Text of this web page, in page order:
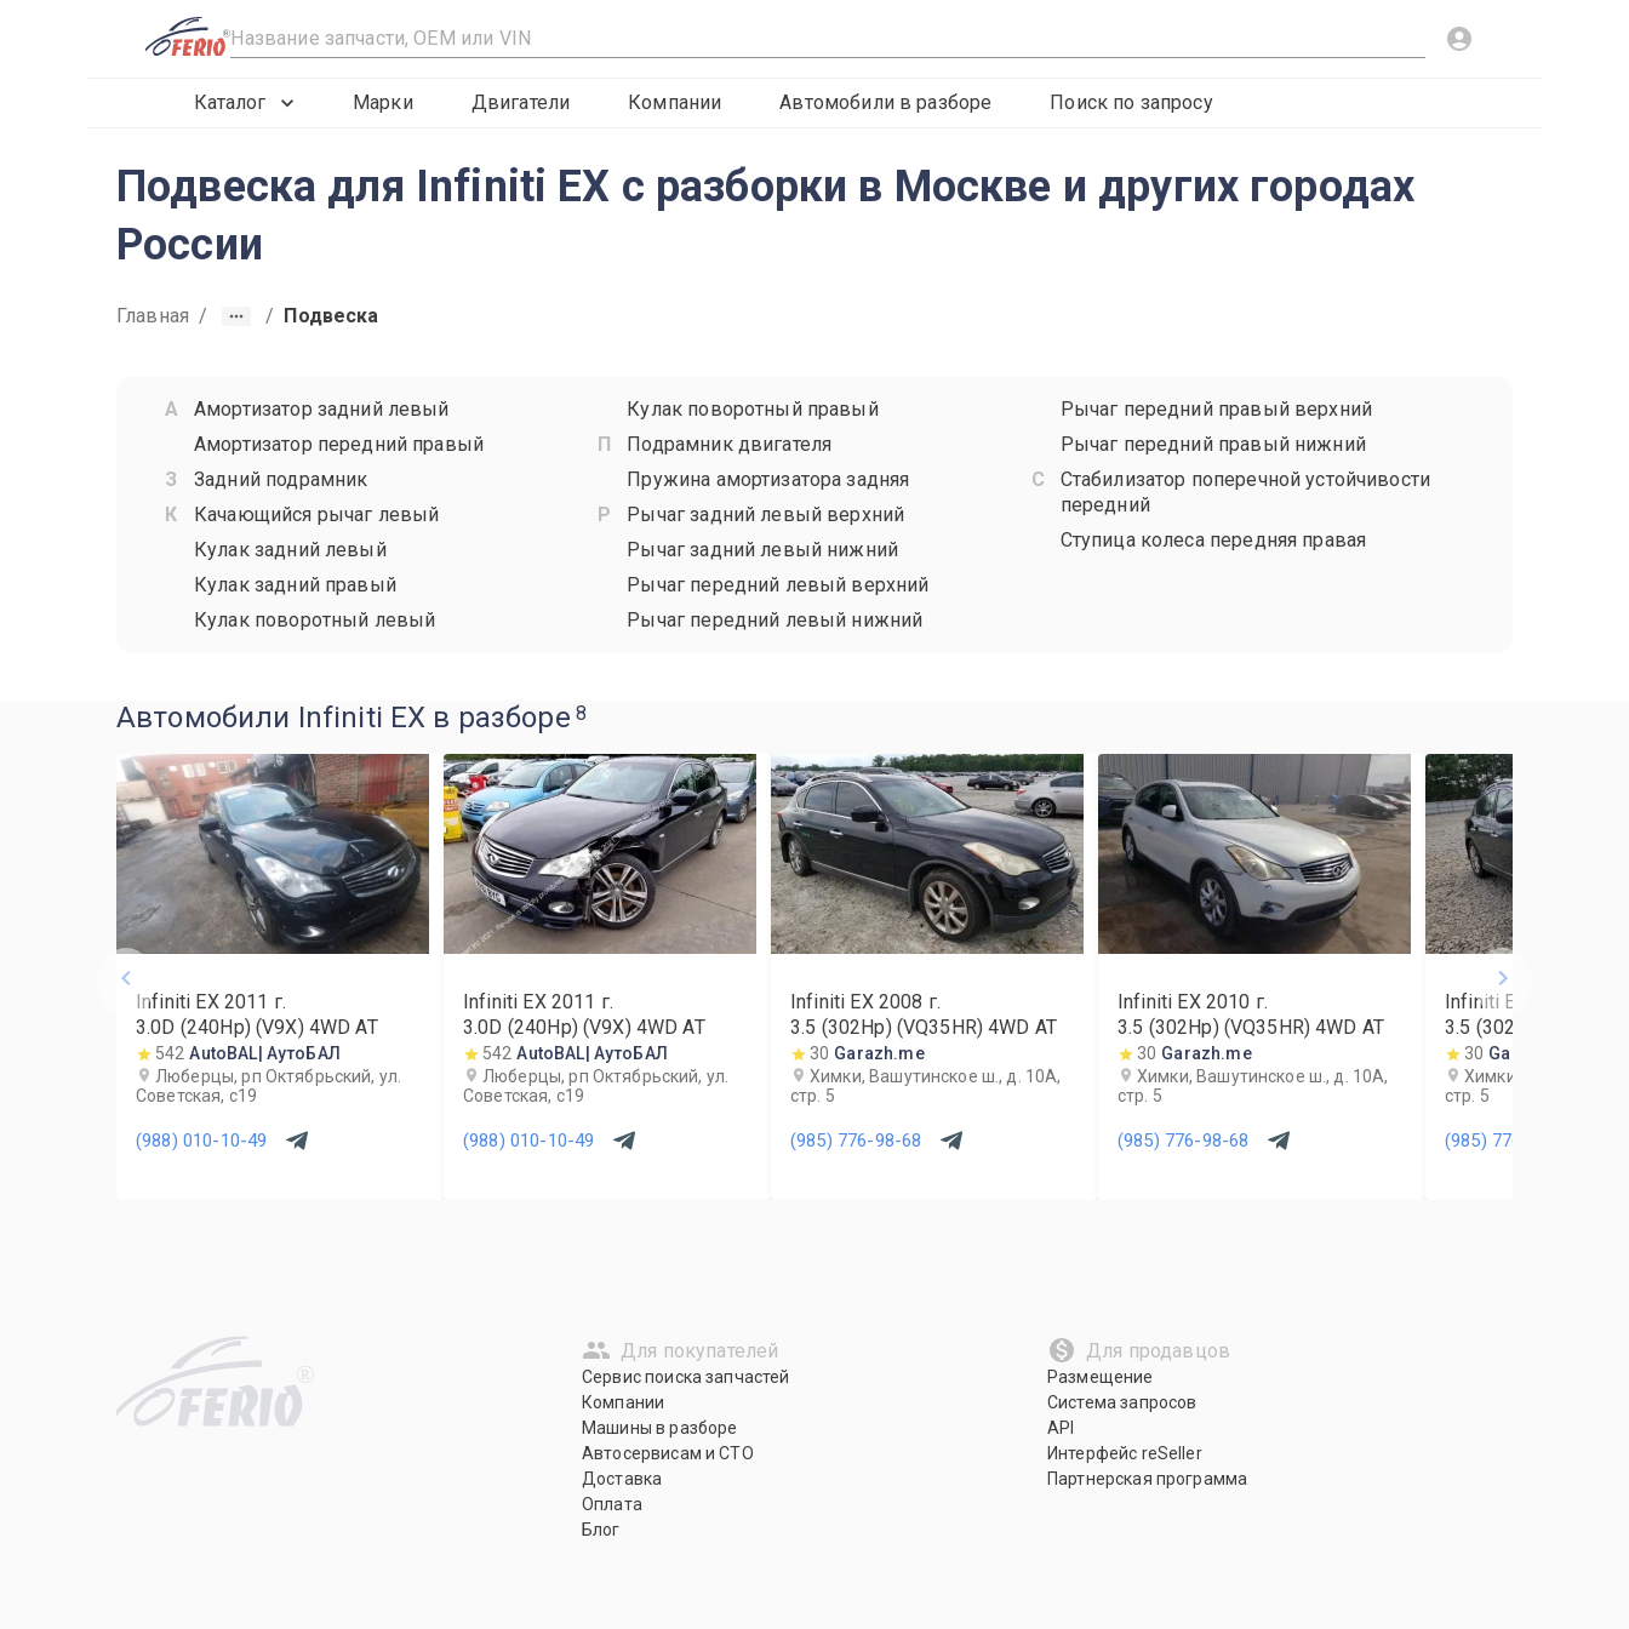
R
Каталог Марки Двигатели Компании Автомобили в разборе Поиск по запросу
Подвеска для Infiniti EX с разборки в Москве и других городах
России
Главная / / Подвеска
Амортизатор задний левый
Амортизатор передний правый
Задний подрамник
Качающийся рычаг левый
Кулак задний левый
Кулак задний правый
Кулак поворотный левый
Кулак поворотный правый
Подрамник двигателя
Пружина амортизатора задняя
Рычаг задний левый верхний
Рычаг задний левый нижний
Рычаг передний левый верхний
Рычаг передний левый нижний
Рычаг передний правый верхний
Рычаг передний правый нижний
Стабилизатор поперечной устойчивости
передний
Ступица колеса передняя правая
Автомобили Infiniti EX в разборе 8
Infiniti EX 2011 г.
3.0D (240Hp) (V9X) 4WD AT
542 AutoBAL| АутоБАЛ
Люберцы, рп Октябрьский, ул.
Советская, с19
(988) 010-10-49
Infiniti EX 2011 г.
3.0D (240Hp) (V9X) 4WD AT
542 AutoBAL| АутоБАЛ
Люберцы, рп Октябрьский, ул.
Советская, с19
(988) 010-10-49
Infiniti EX 2008 г.
3.5 (302Hp) (VQ35HR) 4WD AT
30 Garazh.me
Химки, Вашутинское ш., д. 10А,
стр. 5
(985) 776-98-68
Infiniti EX 2010 г.
3.5 (302Hp) (VQ35HR) 4WD AT
30 Garazh.me
Химки, Вашутинское ш., д. 10А,
стр. 5
(985) 776-98-68
Infiniti EX
3.5 (302Hp)
30 Garazh.me
Химки,
стр. 5
(985) 776-98-68
R
Для покупателей
Сервис поиска запчастей
Компании
Машины в разборе
Автосервисам и СТО
Доставка
Оплата
Блог
Для продавцов
Размещение
Система запросов
API
Интерфейс reSeller
Партнерская программа